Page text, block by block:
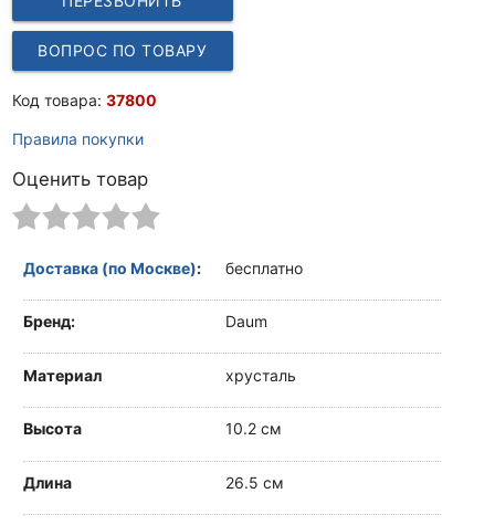
ВОПРОС ПО ТОВАРУ
Код товара: 37800
Правила покупки
Оценить товар
Доставка (по Москве): бесплатно
Бренд: Daum
Материал хрусталь
Высота 10.2 см
Длина 26.5 см